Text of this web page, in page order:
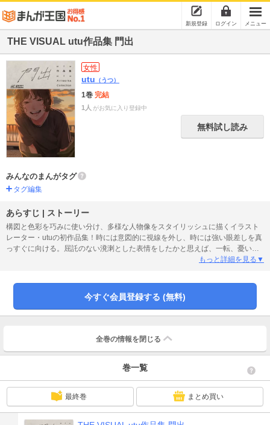
新規登録 ログイン メニュー
THE VISUAL utu作品集 門出
女性
utu （うつ）
1巻 完結
1人 がお気に入り登録中
無料試し読み
みんなのまんがタグ
タグ編集
あらすじ | ストーリー
構図と色彩を巧みに使い分け、多様な人物像をスタイリッシュに描くイラスト
レーター・utuの初作品集！時には意図的に視線を外し、時には強い眼差しを真
っすぐに向ける。屈託のない溌溂とした表情をしたかと思えば、一転、憂いを
おびたミステリアスな雰囲気を纏う。デビュー以来、様々な情感を持つ人物画
も予感させる作品集です。
もっと詳細を見る▼
今すぐ会員登録する (無料)
全巻の情報を 閉じる
巻一覧
最終巻 まとめ買い